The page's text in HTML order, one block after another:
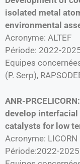
isolated metal
environmental
Acronyme: ALTEF
Période: 2022-
Equipes
(P. Serp),
ANR-
develop
catalysts for low
Acronyme: LICORN
Période:2022-2025